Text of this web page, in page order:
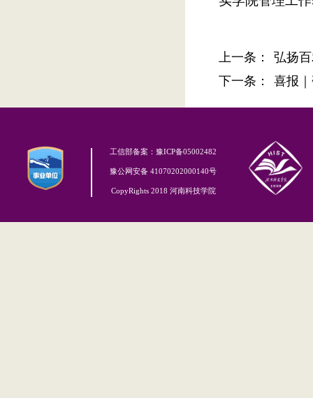
上一条：
弘扬
下一条：
喜报
工信部备案：豫ICP备05002482
豫公网安备 41070202000140号
CopyRights 2018 河南科技学院